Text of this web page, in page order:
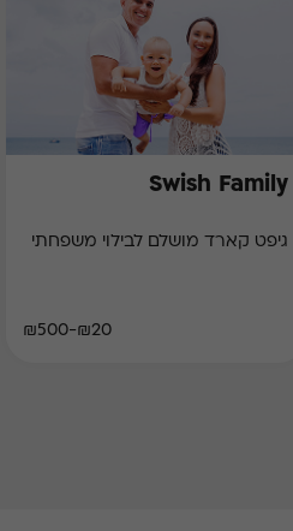
Swish Family
גיפט קארד מושלם לבילוי משפחתי
₪20-₪500